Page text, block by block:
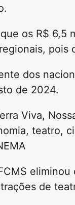
os R$ 6,5
pois
dos
de 2024.
Viva,
teatro,
de